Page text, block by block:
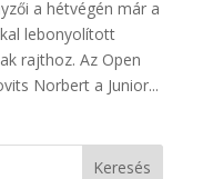
a hétvégén már a
lebonyolított
rajthoz. Az Open
Norbert a Junior...
Keresés